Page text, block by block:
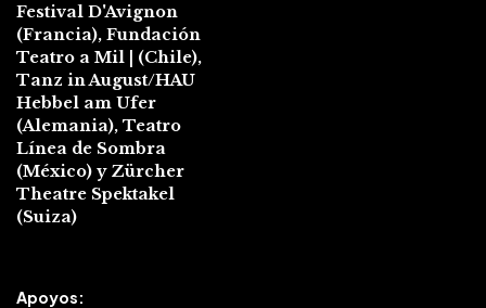
Festival D'Avignon
(Francia), Fundación
Teatro a Mil | (Chile),
Tanz in August/HAU
Hebbel am Ufer
(Alemania), Teatro
Línea de Sombra
(México) y Zürcher
Theatre Spektakel
(Suiza)
Apoyos: